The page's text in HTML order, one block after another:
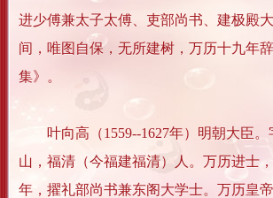
进少傅兼太子太傅、吏部尚书、建极殿
间，唯图自保，无所建树，万历十九年
集》。
叶向高（1559--1627年）明朝大臣。
山，福清（今福建福清）人。万历进士
年，擢礼部尚书兼东阁大学士。万历皇